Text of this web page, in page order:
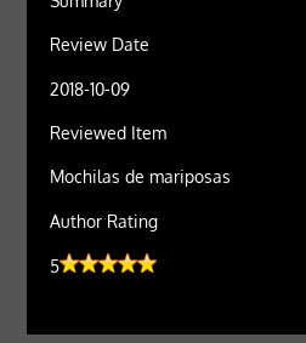
Review Date
2018-10-09
Reviewed Item
Mochilas de mariposas
Author Rating
5